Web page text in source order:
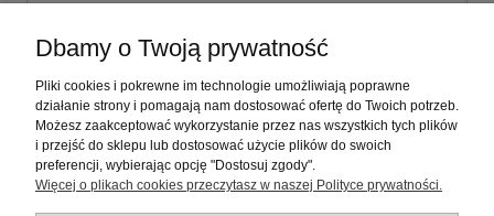
Pomoc
Dbamy o Twoją prywatność
Pliki cookies i pokrewne im technologie umożliwiają poprawne
działanie strony i pomagają nam dostosować ofertę do Twoich potrzeb.
Możesz zaakceptować wykorzystanie przez nas wszystkich tych plików
i przejść do sklepu lub dostosować użycie plików do swoich
preferencji, wybierając opcję "Dostosuj zgody".
Więcej o plikach cookies przeczytasz w naszej Polityce prywatności.